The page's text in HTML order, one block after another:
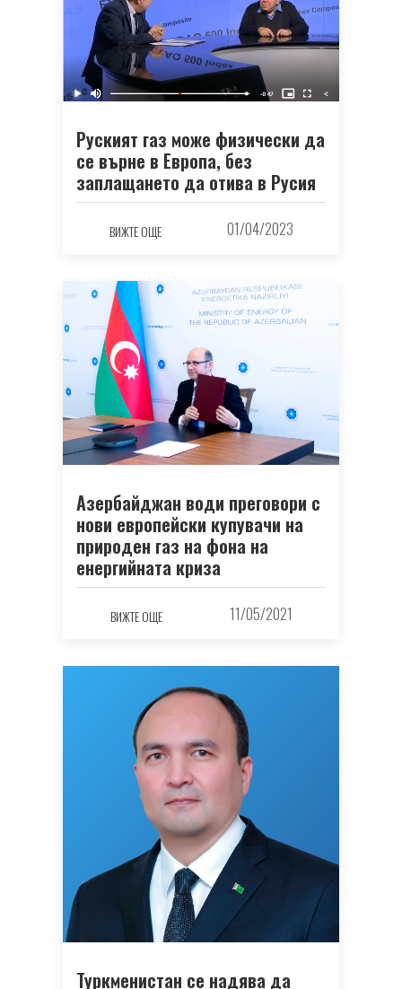
Руският газ може физически да
се върне в Европа, без
заплащането да отива в Русия
ВИЖТЕ ОЩЕ 01/04/2023
Азербайджан води преговори с
нови европейски купувачи на
природен газ на фона на
енергийната криза
ВИЖТЕ ОЩЕ 11/05/2021
Туркменистан се надява да